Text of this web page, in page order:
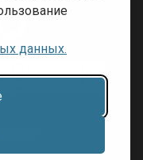
данных.